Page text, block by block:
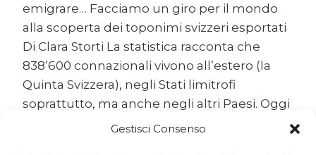
Gestisci Consenso
emigrare… Facciamo un giro per il mondo
alla scoperta dei toponimi svizzeri esportati
Di Clara Storti La statistica racconta che
838’600 connazionali vivono all’estero (la
Quinta Svizzera), negli Stati limitrofi
soprattutto, ma anche negli altri Paesi. Oggi
come ieri, non abbiamo mai smesso di